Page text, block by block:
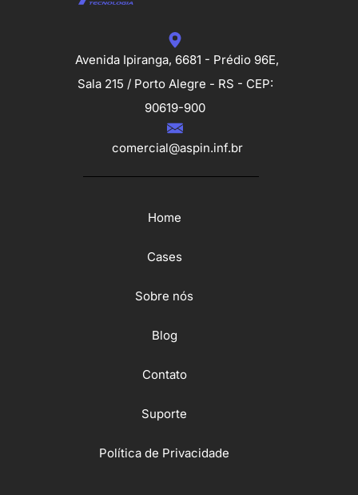
Avenida Ipiranga, 6681 - Prédio 96E,
Sala 215 / Porto Alegre - RS - CEP:
90619-900
comercial@aspin.inf.br
Home
Cases
Sobre nós
Blog
Contato
Suporte
Política de Privacidade